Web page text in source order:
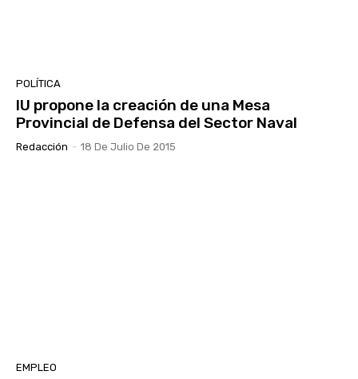
POLÍTICA
IU propone la creación de una Mesa
Provincial de Defensa del Sector Naval
Redacción - 18 De Julio De 2015
EMPLEO